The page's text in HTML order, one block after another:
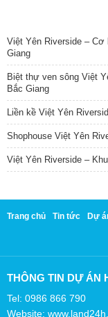
Việt Yên Riverside – Cơ
Giang
Biệt thự ven sông Việt
Bắc Giang
Liền kề Việt Yên
Shophouse Việt Yên
Việt Yên Riverside –
Trang chủ Tin tức Dự
THÔNG TIN DỰ ÁN
Tel: 0986 866 790
Website: